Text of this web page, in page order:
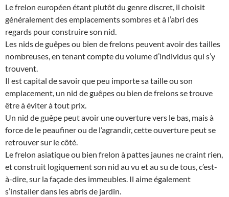
Le frelon européen étant plutôt du genre discret, il choisit
généralement des emplacements sombres et à l’abri des
regards pour construire son nid.
Les nids de guêpes ou bien de frelons peuvent avoir des tailles
nombreuses, en tenant compte du volume d’individus qui s’y
trouvent.
Il est capital de savoir que peu importe sa taille ou son
emplacement, un nid de guêpes ou bien de frelons se trouve
être à éviter à tout prix.
Un nid de guêpe peut avoir une ouverture vers le bas, mais à
force de le peaufiner ou de l’agrandir, cette ouverture peut se
retrouver sur le côté.
Le frelon asiatique ou bien frelon à pattes jaunes ne craint rien,
et construit logiquement son nid au vu et au su de tous, c’est-
à-dire, sur la façade des immeubles. Il aime également
s’installer dans les abris de jardin.